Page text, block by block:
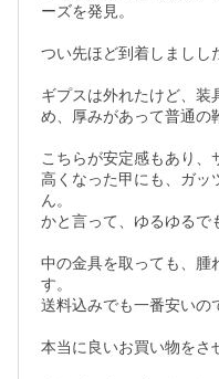
ーズを発見。
つい先ほど到着しましし
ギプスは外れたけど、装
め、厚みがあって普通の
こちらが安定感もあり、
高くなった甲にも、ガッ
ん。
かと言って、ゆるゆるで
中の金具を取っても、腫
す。
送料込みでも一番安いの
本当に良いお買い物をさ